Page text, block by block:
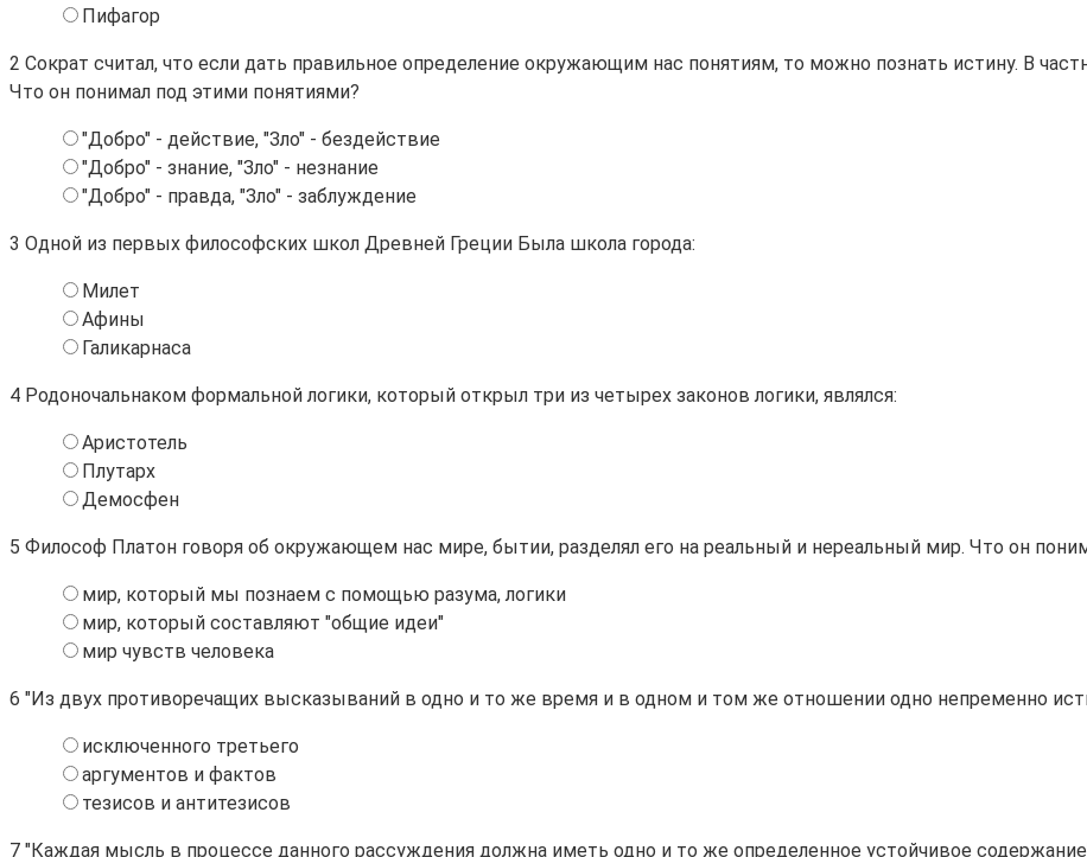
Пифагор
2 Сократ считал, что если дать правильное определение окружающим нас понятиям, то можно познать истину. В
Что он понимал под этими понятиями?
"Добро" - действие, "Зло" - бездействие
"Добро" - знание, "Зло" - незнание
"Добро" - правда, "Зло" - заблуждение
3 Одной из первых философских школ Древней Греции Была школа города:
Милет
Афины
Галикарнаса
4 Родоночальнаком формальной логики, который открыл три из четырех законов логики, являлся:
Аристотель
Плутарх
Демосфен
5 Философ Платон говоря об окружающем нас мире, бытии, разделял его на реальный и нереальный мир. Что он
мир, который мы познаем с помощью разума, логики
мир, который составляют "общие идеи"
мир чувств человека
6 "Из двух противоречащих высказываний в одно и то же время и в одном и том же отношении одно непременно
исключенного третьего
аргументов и фактов
тезисов и антитезисов
7 "Каждая мысль в процессе данного рассуждения должна иметь одно и то же определенное устойчивое